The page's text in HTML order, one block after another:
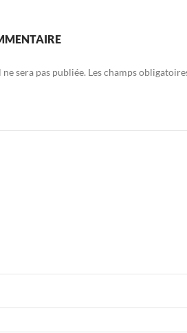
sera pas publiée. Les champs